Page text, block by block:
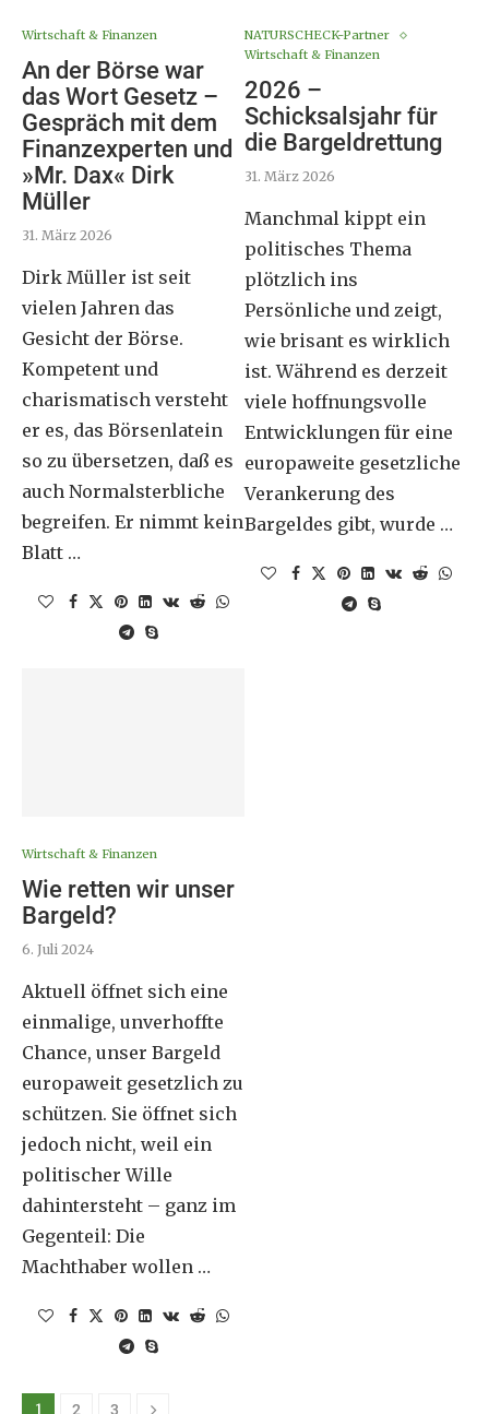
Wirtschaft & Finanzen
An der Börse war
das Wort Gesetz –
Gespräch mit dem
Finanzexperten und
»Mr. Dax« Dirk
Müller
31. März 2026
Dirk Müller ist seit
vielen Jahren das
Gesicht der Börse.
Kompetent und
charismatisch versteht
er es, das Börsenlatein
so zu übersetzen, daß es
auch Normalsterbliche
begreifen. Er nimmt kein
Blatt …
NATURSCHECK-Partner
Wirtschaft & Finanzen
2026 –
Schicksalsjahr für
die Bargeldrettung
31. März 2026
Manchmal kippt ein
politisches Thema
plötzlich ins
Persönliche und zeigt,
wie brisant es wirklich
ist. Während es derzeit
viele hoffnungsvolle
Entwicklungen für eine
europaweite gesetzliche
Verankerung des
Bargeldes gibt, wurde …
Wirtschaft & Finanzen
Wie retten wir unser
Bargeld?
6. Juli 2024
Aktuell öffnet sich eine
einmalige, unverhoffte
Chance, unser Bargeld
europaweit gesetzlich zu
schützen. Sie öffnet sich
jedoch nicht, weil ein
politischer Wille
dahintersteht – ganz im
Gegenteil: Die
Machthaber wollen …
1 2 3